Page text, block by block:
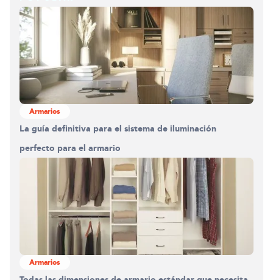
Armarios
La guía definitiva para el sistema de iluminación
perfecto para el armario
Armarios